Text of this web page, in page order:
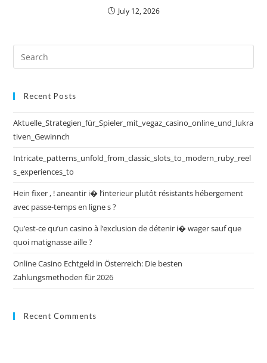
July 12, 2026
Recent Posts
Aktuelle_Strategien_für_Spieler_mit_vegaz_casino_online_und_lukra
tiven_Gewinnch
Intricate_patterns_unfold_from_classic_slots_to_modern_ruby_reel
s_experiences_to
Hein fixer , ! aneantir i� l’interieur plutôt résistants hébergement
avec passe-temps en ligne s ?
Qu’est-ce qu’un casino à l’exclusion de détenir i� wager sauf que
quoi matignasse aille ?
Online Casino Echtgeld in Österreich: Die besten
Zahlungsmethoden für 2026
Recent Comments